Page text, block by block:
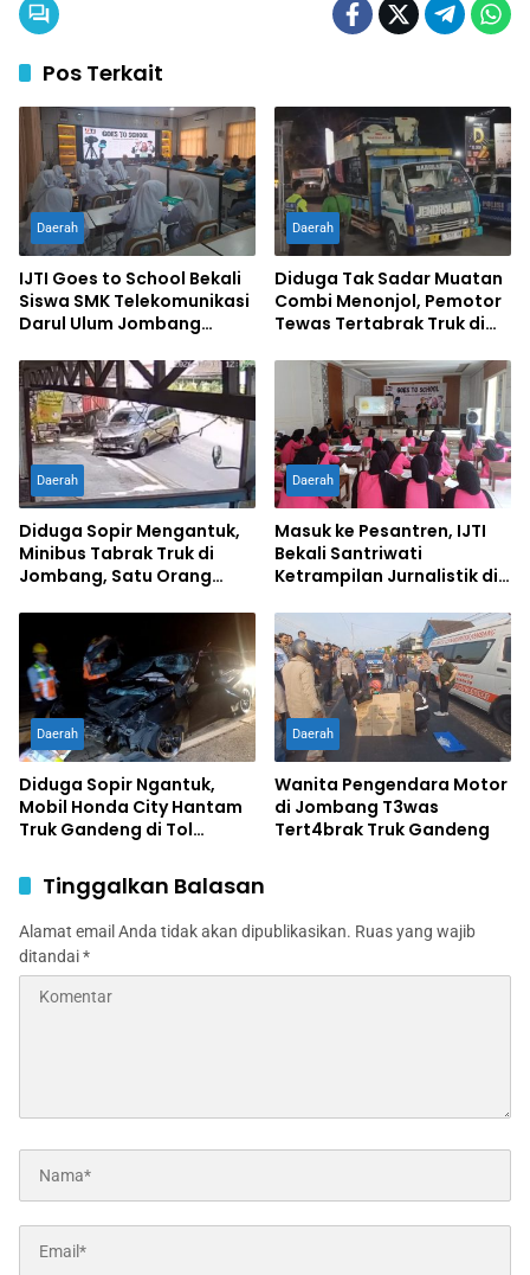
Pos Terkait
Daerah
IJTI Goes to School Bekali
Siswa SMK Telekomunikasi
Darul Ulum Jombang
Daerah
Diduga Tak Sadar Muatan
Combi Menonjol, Pemotor
Tewas Tertabrak Truk di
Daerah
Diduga Sopir Mengantuk,
Minibus Tabrak Truk di
Jombang, Satu Orang
Daerah
Masuk ke Pesantren, IJTI
Bekali Santriwati
Ketrampilan Jurnalistik di
Tambakberas Jombang
Daerah
Diduga Sopir Ngantuk,
Mobil Honda City Hantam
Truk Gandeng di Tol
Sopir Luka Berat
Daerah
Wanita Pengendara Motor
di Jombang T3was
Tert4brak Truk Gandeng
Tinggalkan Balasan
Alamat email Anda tidak akan dipublikasikan. Ruas yang wajib
ditandai*